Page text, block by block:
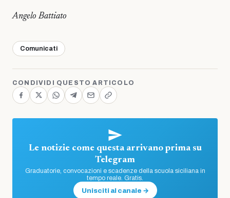
Angelo Battiato
Comunicati
CONDIVIDI QUESTO ARTICOLO
Le notizie come questa arrivano prima su
Telegram
Graduatorie, convocazioni e scadenze della scuola siciliana in
tempo reale. Gratis.
Unisciti al canale →